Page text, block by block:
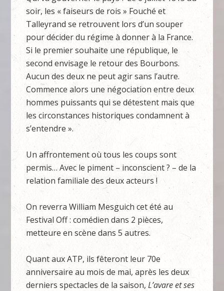
soir, les « faiseurs de rois » Fouché et
Talleyrand se retrouvent lors d’un souper
pour décider du régime à donner à la France.
Si le premier souhaite une république, le
second envisage le retour des Bourbons.
Aucun des deux ne peut agir sans l’autre.
Commence alors une négociation entre deux
hommes puissants qui se détestent mais que
les circonstances historiques condamnent à
s’entendre ».
Un affrontement où tous les coups sont
permis… Avec le piment – inconscient ? – de la
relation familiale des deux acteurs !
On reverra William Mesguich cet été au
Festival Off : comédien dans 2 pièces,
metteure en scène dans 5 autres.
Quant aux ATP, ils fêteront leur 70e
anniversaire au mois de mai, après les deux
derniers spectacles de la saison,L’avare et ses